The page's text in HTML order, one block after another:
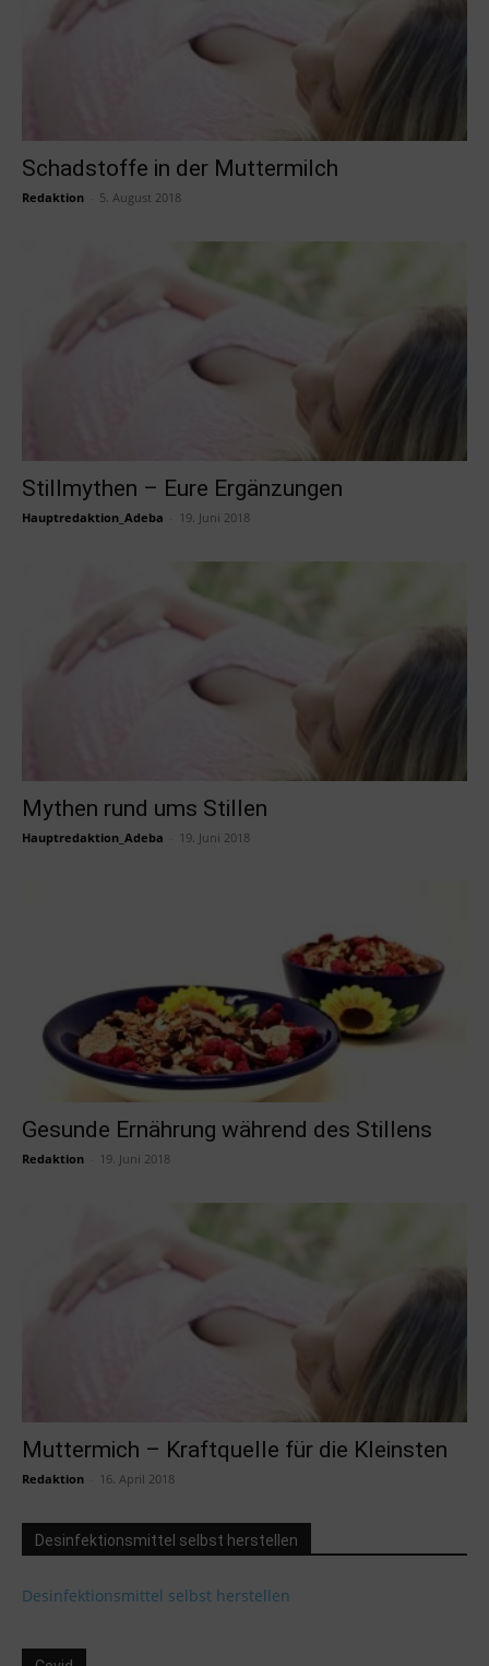
Schadstoffe in der Muttermilch
Redaktion 5. August 2018
Stillmythen – Eure Ergänzungen
Hauptredaktion_Adeba 19. Juni 2018
Mythen rund ums Stillen
Hauptredaktion_Adeba 19. Juni 2018
Gesunde Ernährung während des Stillens
Redaktion 19. Juni 2018
Muttermich – Kraftquelle für die Kleinsten
Redaktion 16. April 2018
Desinfektionsmittel selbst herstellen
Desinfektionsmittel selbst herstellen